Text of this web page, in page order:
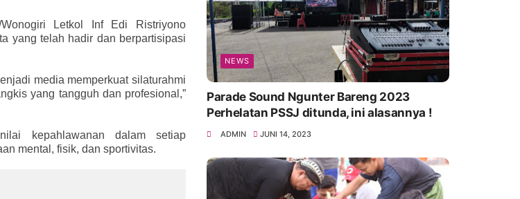
Letkol Inf Edi Ristriyono
yang telah hadir dan berpartisipasi
media memperkuat silaturahmi
yang tangguh dan profesional,”
kepahlawanan dalam setiap
mental, fisik, dan sportivitas.
NEWS
Parade Sound Ngunter Bareng 2023
Perhelatan PSSJ ditunda, ini alasannya !
ADMIN JUNI 14, 2023